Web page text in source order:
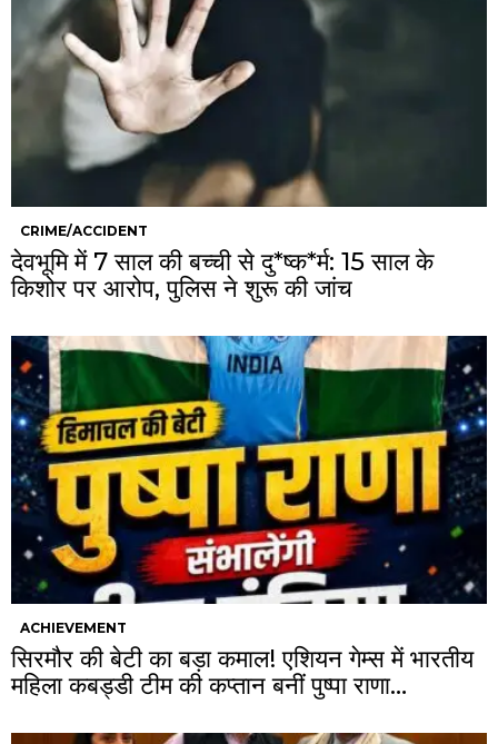
CRIME/ACCIDENT
देवभूमि में 7 साल की बच्ची से दु*ष्क*र्म: 15 साल के
किशोर पर आरोप, पुलिस ने शुरू की जांच
ACHIEVEMENT
सिरमौर की बेटी का बड़ा कमाल! एशियन गेम्स में भारतीय
महिला कबड्डी टीम की कप्तान बनीं पुष्पा राणा…